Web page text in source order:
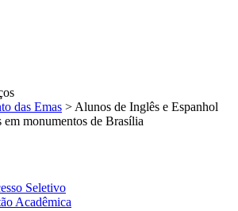
das Emas > Alunos de Inglês e Espanhol
em monumentos de Brasília
Seletivo
Acadêmica